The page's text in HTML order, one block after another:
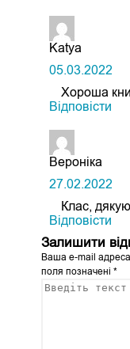
Katya
05.03.2022
Хороша
Відповіcти
Вероніка
27.02.2022
Клас,
Відповіcти
Залишити
Ваша e-mail
поля позначені *